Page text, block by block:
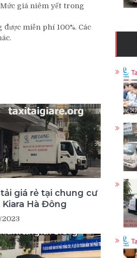
giá niêm yết trong
được miễn phí 100%. Các
giá rẻ tại chung cư
Kiara Hà Đông
2023